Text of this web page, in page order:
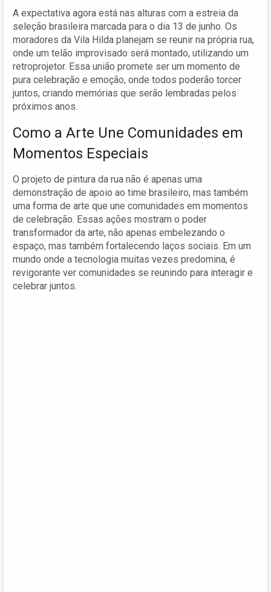
A expectativa agora está nas alturas com a estreia da
seleção brasileira marcada para o dia 13 de junho. Os
moradores da Vila Hilda planejam se reunir na própria rua,
onde um telão improvisado será montado, utilizando um
retroprojetor. Essa união promete ser um momento de
pura celebração e emoção, onde todos poderão torcer
juntos, criando memórias que serão lembradas pelos
próximos anos.
Como a Arte Une Comunidades em
Momentos Especiais
O projeto de pintura da rua não é apenas uma
demonstração de apoio ao time brasileiro, mas também
uma forma de arte que une comunidades em momentos
de celebração. Essas ações mostram o poder
transformador da arte, não apenas embelezando o
espaço, mas também fortalecendo laços sociais. Em um
mundo onde a tecnologia muitas vezes predomina, é
revigorante ver comunidades se reunindo para interagir e
celebrar juntos.